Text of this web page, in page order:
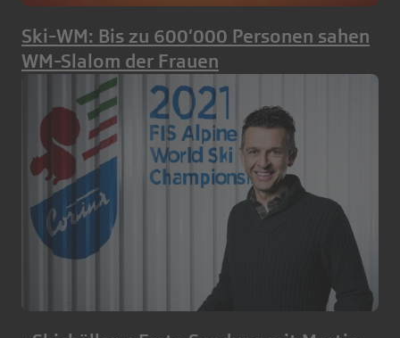
Ski-WM: Bis zu 600’000 Personen sahen
WM-Slalom der Frauen